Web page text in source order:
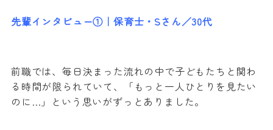
先輩インタビュー①｜保育士・Sさん／30代
前職では、毎日決まった流れの中で子どもたちと関わ
る時間が限られていて、「もっと一人ひとりを見たい
のに…」という思いがずっとありました。